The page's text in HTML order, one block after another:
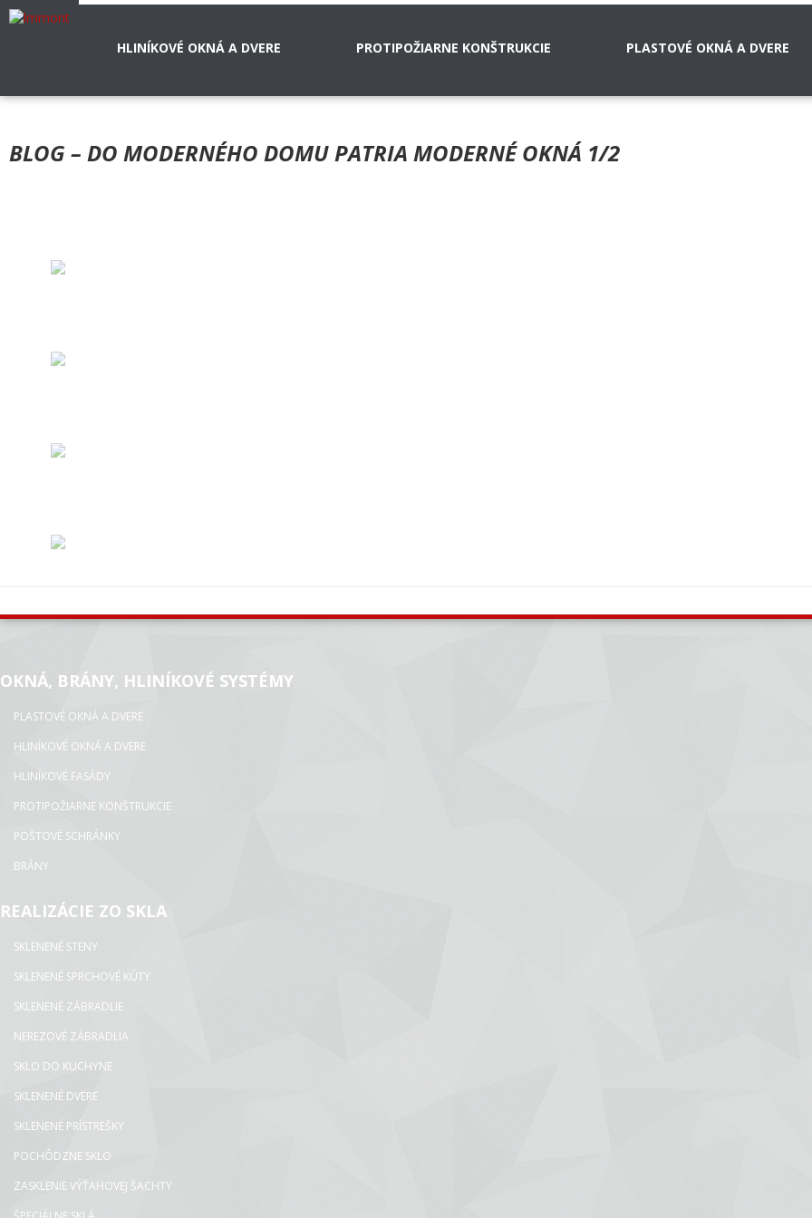
HLINÍKOVÉ OKNÁ A DVERE PROTIPOŽIARNE KONŠTRUKCIE PLASTOVÉ OKNÁ A DVERE
BLOG – DO MODERNÉHO DOMU PATRIA MODERNÉ OKNÁ 1/2
OKNÁ, BRÁNY, HLINÍKOVÉ SYSTÉMY
PLASTOVÉ OKNÁ A DVERE
HLINÍKOVÉ OKNÁ A DVERE
HLINÍKOVÉ FASÁDY
PROTIPOŽIARNE KONŠTRUKCIE
POŠTOVÉ SCHRÁNKY
BRÁNY
REALIZÁCIE ZO SKLA
SKLENENÉ STENY
SKLENENÉ SPRCHOVÉ KÚTY
SKLENENÉ ZÁBRADLIE
NEREZOVÉ ZÁBRADLIA
SKLO DO KUCHYNE
SKLENENÉ DVERE
SKLENENÉ PRÍSTREŠKY
POCHÔDZNE SKLO
ZASKLENIE VÝŤAHOVEJ ŠACHTY